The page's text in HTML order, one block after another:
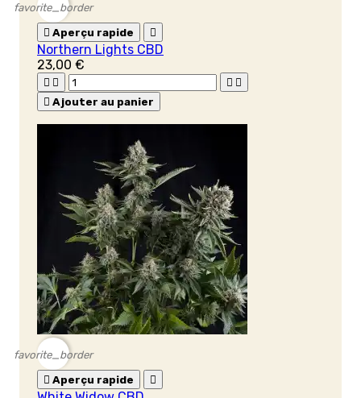
favorite_border
 Aperçu rapide 
Northern Lights CBD
23,00 €
   
 Ajouter au panier
favorite_border
 Aperçu rapide 